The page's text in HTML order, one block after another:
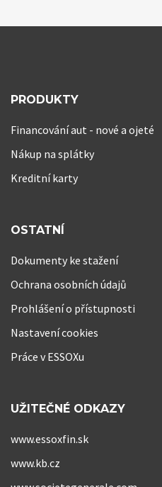
PRODUKTY
Financování aut - nové a ojeté
Nákup na splátky
Kreditní karty
OSTATNÍ
Dokumenty ke stažení
Ochrana osobních údajů
Prohlášení o přístupnosti
Nastavení cookies
Práce v ESSOXu
UŽITEČNÉ ODKAZY
www.essoxfin.sk
www.kb.cz